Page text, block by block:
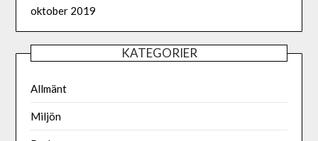
oktober 2019
KATEGORIER
Allmänt
Miljön